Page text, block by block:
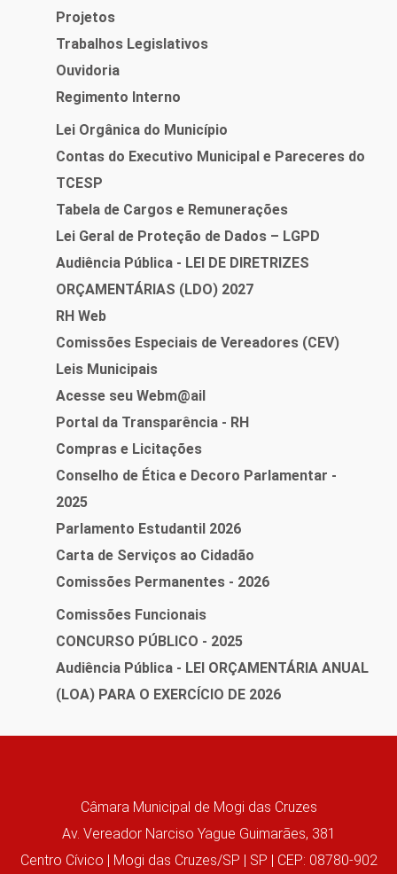
Projetos
Trabalhos Legislativos
Ouvidoria
Regimento Interno
Lei Orgânica do Município
Contas do Executivo Municipal e Pareceres do
TCESP
Tabela de Cargos e Remunerações
Lei Geral de Proteção de Dados – LGPD
Audiência Pública - LEI DE DIRETRIZES
ORÇAMENTÁRIAS (LDO) 2027
RH Web
Comissões Especiais de Vereadores (CEV)
Leis Municipais
Acesse seu Webm@ail
Portal da Transparência - RH
Compras e Licitações
Conselho de Ética e Decoro Parlamentar -
2025
Parlamento Estudantil 2026
Carta de Serviços ao Cidadão
Comissões Permanentes - 2026
Comissões Funcionais
CONCURSO PÚBLICO - 2025
Audiência Pública - LEI ORÇAMENTÁRIA ANUAL
(LOA) PARA O EXERCÍCIO DE 2026
Câmara Municipal de Mogi das Cruzes
Av. Vereador Narciso Yague Guimarães, 381
Centro Cívico | Mogi das Cruzes/SP | SP | CEP: 08780-902